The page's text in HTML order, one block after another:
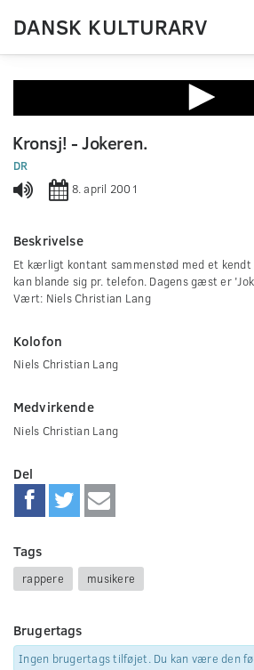
DANSK KULTURARV
seconds
of
0
seconds
Kronsj! - Jokeren.
DR
8. april 2001
Beskrivelse
Et kærligt kontant sammenstød med et
kan blande sig pr. telefon. Dagens gæst er
Vært: Niels Christian Lang
Kolofon
Niels Christian Lang
Medvirkende
Niels Christian Lang
Del
Tags
rappere musikere
Brugertags
Ingen brugertags tilføjet. Du kan være den